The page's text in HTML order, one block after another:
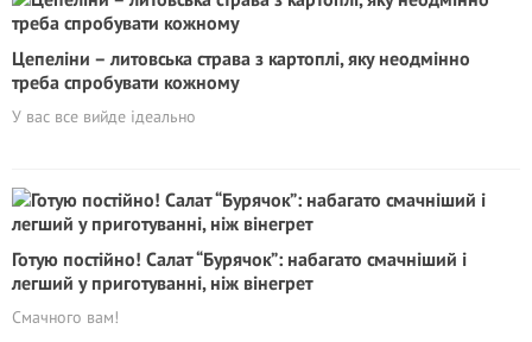
Цепеліни – литовська страва з картоплі, яку неодмінно
треба спробувати кожному
У вас все вийде ідеально
Готую постійно! Салат “Бурячок”: набагато смачніший і
легший у приготуванні, ніж вінегрет
Смачного вам!